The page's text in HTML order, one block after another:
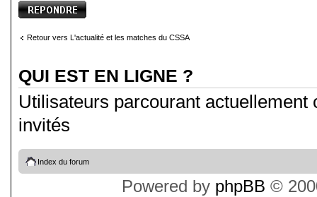
Publier une
réponse
Retour vers L'actualité et les matches du CSSA
QUI EST EN LIGNE ?
Utilisateurs parcourant
invités
Index du forum
Powered by phpBB ©